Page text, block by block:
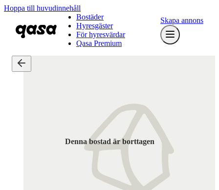
Hoppa till huvudinnehåll
Bostäder
Hyresgäster
För hyresvärdar
Qasa Premium
Skapa annons
Denna bostad är borttagen